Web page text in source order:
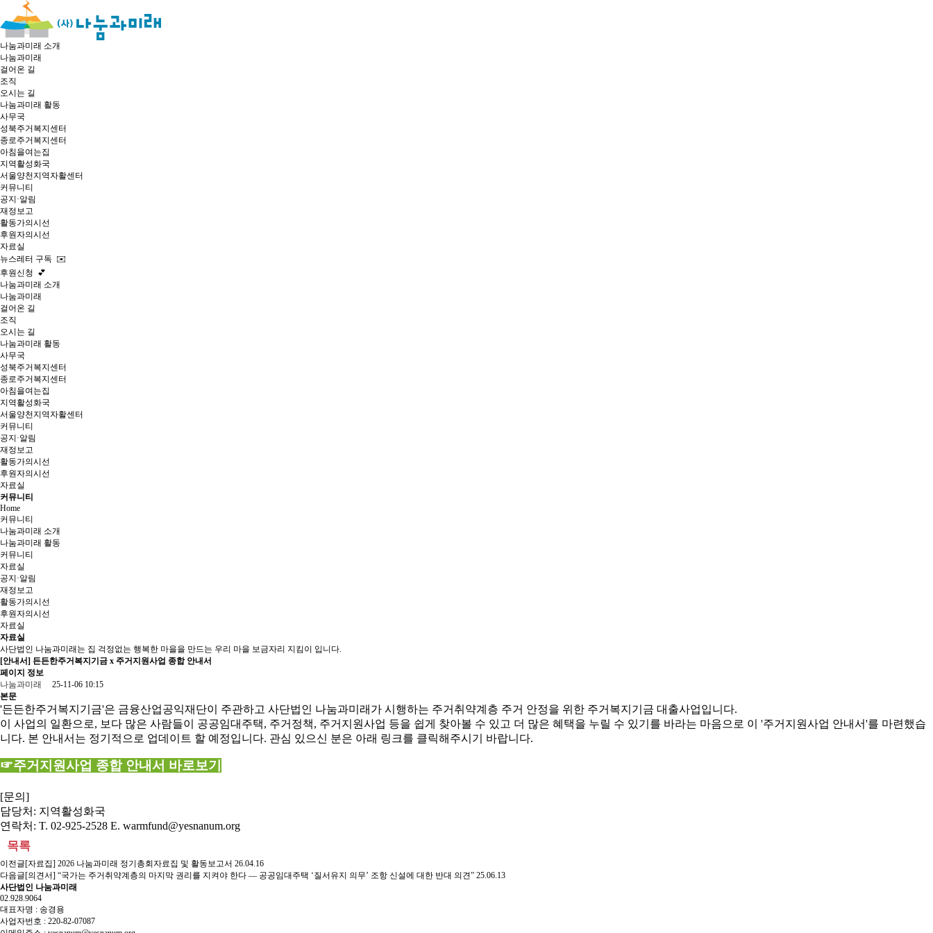
나눔과미래 소개
나눔과미래
걸어온 길
조직
오시는 길
나눔과미래 활동
사무국
성북주거복지센터
종로주거복지센터
아침을여는집
지역활성화국
서울양천지역자활센터
커뮤니티
공지·알림
재정보고
활동가의시선
후원자의시선
자료실
뉴스레터 구독 ✉️
후원신청 💕
나눔과미래 소개
나눔과미래
걸어온 길
조직
오시는 길
나눔과미래 활동
사무국
성북주거복지센터
종로주거복지센터
아침을여는집
지역활성화국
서울양천지역자활센터
커뮤니티
공지·알림
재정보고
활동가의시선
후원자의시선
자료실
커뮤니티
Home
커뮤니티
나눔과미래 소개
나눔과미래 활동
커뮤니티
자료실
공지·알림
재정보고
활동가의시선
후원자의시선
자료실
자료실
사단법인 나눔과미래는 집 걱정없는 행복한 마을을 만드는 우리 마을 보금자리 지킴이 입니다.
[안내서] 든든한주거복지기금 x 주거지원사업 종합 안내서
페이지 정보
나눔과미래
25-11-06 10:15
본문
'든든한주거복지기금'은 금융산업공익재단이 주관하고 사단법인 나눔과미래가 시행하는 주거취약계층 주거 안정을 위한 주거복지기금 대출사업입니다.
이 사업의 일환으로, 보다 많은 사람들이 공공임대주택, 주거정책, 주거지원사업 등을 쉽게 찾아볼 수 있고 더 많은 혜택을 누릴 수 있기를 바라는 마음으로 이 '주거지원사업 안내서'를 마련했습
니다. 본 안내서는 정기적으로 업데이트 할 예정입니다. 관심 있으신 분은 아래 링크를 클릭해주시기 바랍니다.
☞주거지원사업 종합 안내서 바로보기
[문의]
담당처: 지역활성화국
연락처: T. 02-925-2528 E. warmfund@yesnanum.org
목록
이전글[자료집] 2026 나눔과미래 정기총회자료집 및 활동보고서 26.04.16
다음글[의견서] “국가는 주거취약계층의 마지막 권리를 지켜야 한다 — 공공임대주택 ‘질서유지 의무’ 조항 신설에 대한 반대 의견” 25.06.13
사단법인 나눔과미래
02.928.9064
대표자명 : 송경용
사업자번호 : 220-82-07087